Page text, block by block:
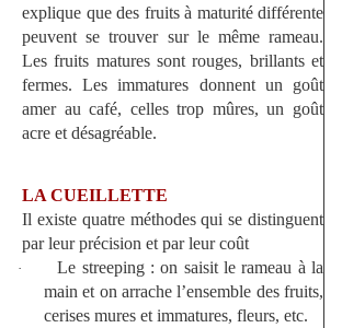
explique que des fruits à maturité différente
peuvent se trouver sur le même rameau.
Les fruits matures sont rouges, brillants et
fermes. Les immatures donnent un goût
amer au café, celles trop mûres, un goût
acre et désagréable.
LA CUEILLETTE
Il existe quatre méthodes qui se distinguent
par leur précision et par leur coût
·
Le streeping : on saisit le rameau à la
main et on arrache l’ensemble des fruits,
cerises mures et immatures, fleurs, etc.